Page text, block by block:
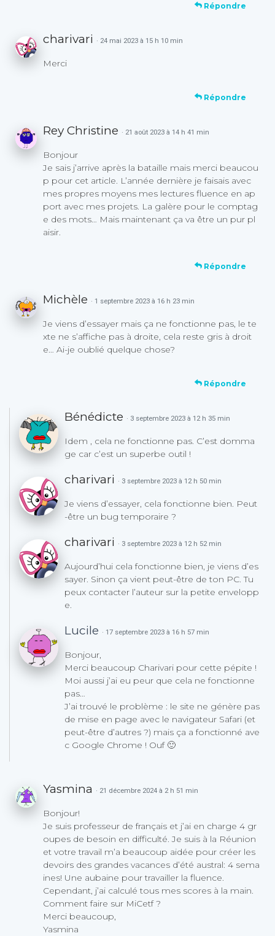
Répondre
charivari · 24 mai 2023 à 15 h 10 min
Merci
Répondre
Rey Christine · 21 août 2023 à 14 h 41 min
Bonjour
Je sais j’arrive après la bataille mais merci beaucou
p pour cet article. L’année dernière je faisais avec
mes propres moyens mes lectures fluence en ap
port avec mes projets. La galère pour le comptag
e des mots… Mais maintenant ça va être un pur pl
aisir.
Répondre
Michèle · 1 septembre 2023 à 16 h 23 min
Je viens d’essayer mais ça ne fonctionne pas, le te
xte ne s’affiche pas à droite, cela reste gris à droit
e… Ai-je oublié quelque chose?
Répondre
Bénédicte · 3 septembre 2023 à 12 h 35 min
Idem , cela ne fonctionne pas. C’est domma
ge car c’est un superbe outil !
charivari · 3 septembre 2023 à 12 h 50 min
Je viens d’essayer, cela fonctionne bien. Peut
-être un bug temporaire ?
charivari · 3 septembre 2023 à 12 h 52 min
Aujourd’hui cela fonctionne bien, je viens d’es
sayer. Sinon ça vient peut-être de ton PC. Tu
peux contacter l’auteur sur la petite envelopp
e.
Lucile · 17 septembre 2023 à 16 h 57 min
Bonjour,
Merci beaucoup Charivari pour cette pépite !
Moi aussi j’ai eu peur que cela ne fonctionne
pas…
J’ai trouvé le problème : le site ne génère pas
de mise en page avec le navigateur Safari (et
peut-être d’autres ?) mais ça a fonctionné ave
c Google Chrome ! Ouf 🙂
Yasmina · 21 décembre 2024 à 2 h 51 min
Bonjour!
Je suis professeur de français et j’ai en charge 4 gr
oupes de besoin en difficulté. Je suis à la Réunion
et votre travail m’a beaucoup aidée pour créer les
devoirs des grandes vacances d’été austral: 4 sema
ines! Une aubaine pour travailler la fluence.
Cependant, j’ai calculé tous mes scores à la main.
Comment faire sur MiCetf ?
Merci beaucoup,
Yasmina